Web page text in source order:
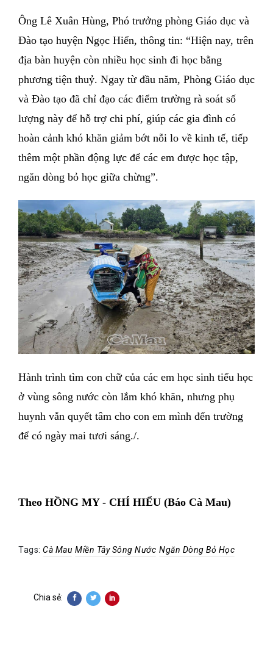
Ông Lê Xuân Hùng, Phó trưởng phòng Giáo dục và
Ðào tạo huyện Ngọc Hiển, thông tin: “Hiện nay, trên
địa bàn huyện còn nhiều học sinh đi học bằng
phương tiện thuỷ. Ngay từ đầu năm, Phòng Giáo dục
và Ðào tạo đã chỉ đạo các điểm trường rà soát số
lượng này để hỗ trợ chi phí, giúp các gia đình có
hoàn cảnh khó khăn giảm bớt nỗi lo về kinh tế, tiếp
thêm một phần động lực để các em được học tập,
ngăn dòng bỏ học giữa chừng”.
Hành trình tìm con chữ của các em học sinh tiểu học
ở vùng sông nước còn lắm khó khăn, nhưng phụ
huynh vẫn quyết tâm cho con em mình đến trường
để có ngày mai tươi sáng./.
Theo HỒNG MY - CHÍ HIỂU (Báo Cà Mau)
Tags: Cà Mau Miền Tây Sông Nước Ngăn Dòng Bỏ Học
Chia sẻ: